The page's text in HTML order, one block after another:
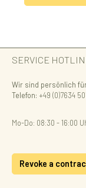
SERVICE
Wir sind persönlich
Telefon: +49 (0)7634
Mo-Do: 08:30 - 16:00
Revoke a